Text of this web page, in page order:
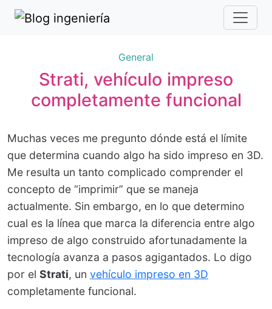
General
Strati, vehículo impreso
completamente funcional
Muchas veces me pregunto dónde está el límite
que determina cuando algo ha sido impreso en 3D.
Me resulta un tanto complicado comprender el
concepto de “imprimir” que se maneja
actualmente. Sin embargo, en lo que determino
cual es la línea que marca la diferencia entre algo
impreso de algo construido afortunadamente la
tecnología avanza a pasos agigantados. Lo digo
por el Strati, un vehículo impreso en 3D
completamente funcional.